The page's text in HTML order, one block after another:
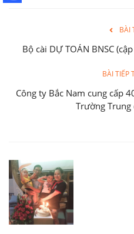
BÀI
Bộ cài DỰ TOÁN BNSC
BÀI TIẾP
Công ty Bắc Nam cung cấp
Trường Trung